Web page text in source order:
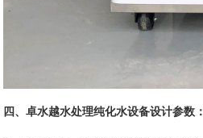
四、卓水越水处理纯化水设备设计参数：